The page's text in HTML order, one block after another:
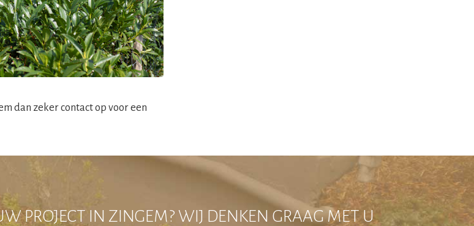
dan zeker contact op voor een
PROJECT IN ZINGEM? WIJ DENKEN GRAAG MET U